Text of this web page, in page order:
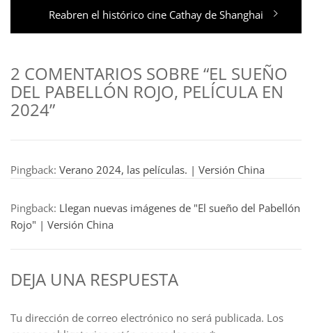
Entrada
siguiente:
Reabren el histórico cine Cathay de Shanghai
2 COMENTARIOS SOBRE “EL SUEÑO
DEL PABELLÓN ROJO, PELÍCULA EN
2024”
Pingback: Verano 2024, las películas. | Versión China
Pingback: Llegan nuevas imágenes de "El sueño del Pabellón
Rojo" | Versión China
DEJA UNA RESPUESTA
Tu dirección de correo electrónico no será publicada. Los